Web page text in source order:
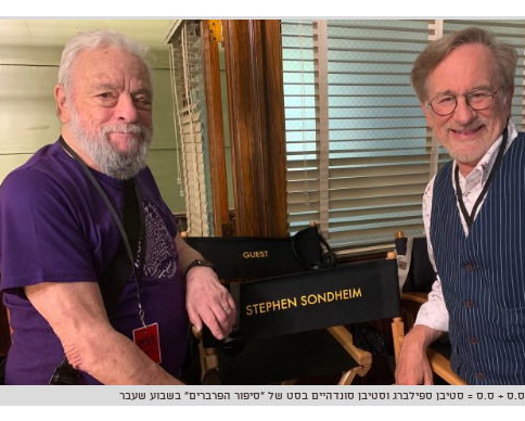
ס.ס + ס.ס = סטיבן ספילברג וסטיבן סונדהיים בסט של "סיפור הפרברים" בשבוע שעבר